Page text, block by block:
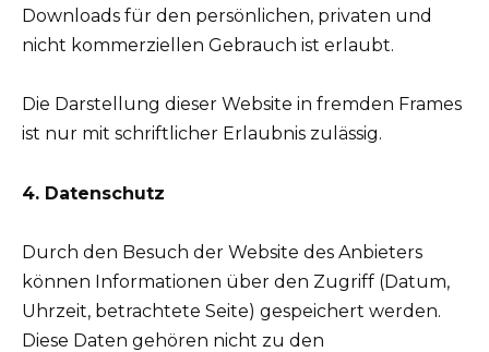
Downloads für den persönlichen, privaten und
nicht kommerziellen Gebrauch ist erlaubt.
Die Darstellung dieser Website in fremden Frames
ist nur mit schriftlicher Erlaubnis zulässig.
4. Datenschutz
Durch den Besuch der Website des Anbieters
können Informationen über den Zugriff (Datum,
Uhrzeit, betrachtete Seite) gespeichert werden.
Diese Daten gehören nicht zu den